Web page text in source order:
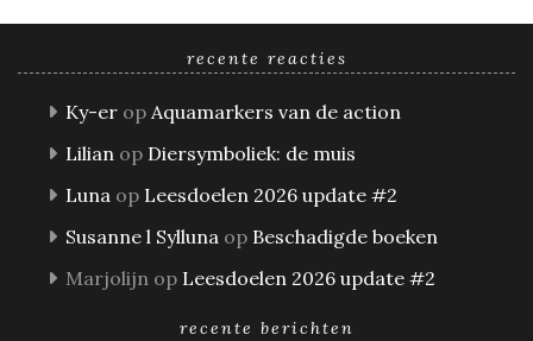
recente reacties
Ky-er op Aquamarkers van de action
Lilian op Diersymboliek: de muis
Luna op Leesdoelen 2026 update #2
Susanne l Sylluna op Beschadigde boeken
Marjolijn op Leesdoelen 2026 update #2
recente berichten